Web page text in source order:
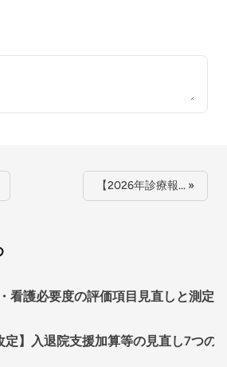
【2026年診療報… »
看護必要度の評価項目見直しと測定
定】入退院支援加算等の見直し7つの